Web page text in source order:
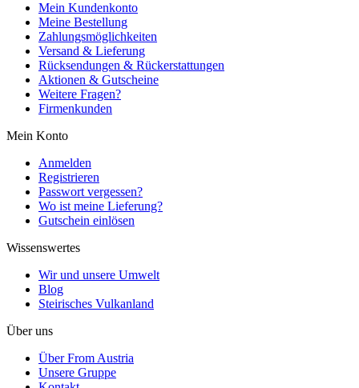
Mein Kundenkonto
Meine Bestellung
Zahlungsmöglichkeiten
Versand & Lieferung
Rücksendungen & Rückerstattungen
Aktionen & Gutscheine
Weitere Fragen?
Firmenkunden
Mein Konto
Anmelden
Registrieren
Passwort vergessen?
Wo ist meine Lieferung?
Gutschein einlösen
Wissenswertes
Wir und unsere Umwelt
Blog
Steirisches Vulkanland
Über uns
Über From Austria
Unsere Gruppe